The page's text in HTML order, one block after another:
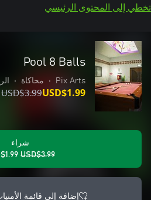
تخطي إلى المحتوى الرئيسي
Pool 8 Balls
Pix Arts
• محاكاة •
USD$3.99USD$1.99
شراء
USD$3.99
إضافة إلى قائمة